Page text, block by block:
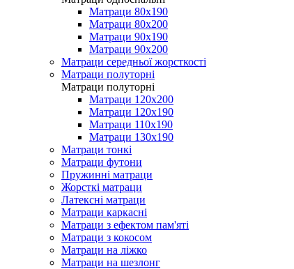
Матраци 80х190
Матраци 80х200
Матраци 90х190
Матраци 90х200
Матраци середньої жорсткості
Матраци полуторні
Матраци полуторні
Матраци 120х200
Матраци 120х190
Матраци 110х190
Матраци 130х190
Матраци тонкі
Матраци футони
Пружинні матраци
Жорсткі матраци
Латексні матраци
Матраци каркасні
Матраци з ефектом пам'яті
Матраци з кокосом
Матраци на ліжко
Матраци на шезлонг